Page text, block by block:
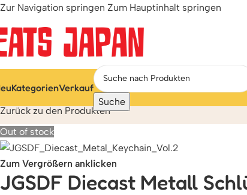
Zur Navigation springen Zum Hauptinhalt springen
KategorienVerkauf
Suche
Start Miniatur- und Kapselspielzeug/Seltsam & Lustig/
Zurück zu den Produkten
Out of stock
Zum Vergrößern anklicken
JGSDF Diecast Metall